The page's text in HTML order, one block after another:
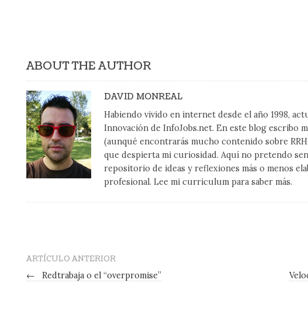
ABOUT THE AUTHOR
DAVID MONREAL
Habiendo vivido en internet desde el año 1998,
Innovación de InfoJobs.net. En este blog escribo
(aunqué encontrarás mucho contenido sobre
que despierta mi curiosidad. Aquí no pretendo
repositorio de ideas y reflexiones más o menos
profesional. Lee mi curriculum para saber más.
ARTÍCULO ANTERIOR
←
Redtrabaja o el “overpromise”